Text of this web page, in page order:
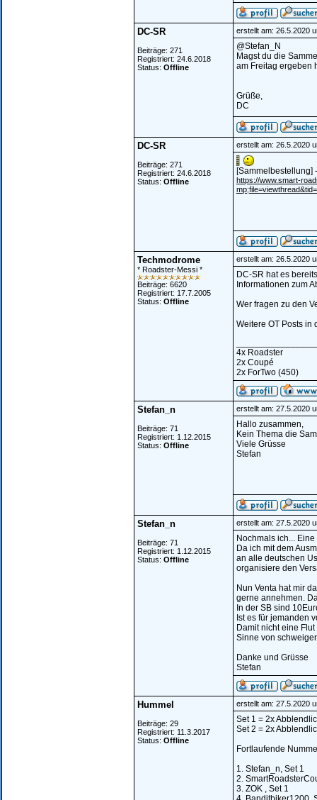
DC-SR
Beiträge: 271
Registriert: 24.6.2018
Status: Offline
erstellt am: 26.5.2020
@Stefan_N
Magst du die
am Freitag ergeben
Grüße,
DC
DC-SR
Beiträge: 271
Registriert: 24.6.2018
Status: Offline
erstellt am: 26.5.2020
[Sammelbestellung]
https://www.smart-
Techmodrome
* Roadster-Messi *
Beiträge: 6620
Registriert: 17.7.2005
Status: Offline
erstellt am: 26.5.2020
DC-SR hat es
Informationen zum
Wer fragen zu den
Weitere OT Posts in
4x Roadster
2x Coupé
2x ForTwo (450)
Stefan_n
Beiträge: 71
Registriert: 1.12.2015
Status: Offline
erstellt am: 27.5.2020
Hallo zusammen,
Kein Thema die
Viele Grüsse
Stefan
Stefan_n
Beiträge: 71
Registriert: 1.12.2015
Status: Offline
erstellt am: 27.5.2020
Nochmals ich...
Da ich mit dem
an alle deutschen
organisiere den
Nun Venta hat mir
gerne annehmen.
In der SB sind
Ist es für jemanden
Damit nicht eine
Sinne von
Danke und Grüsse
Stefan
Hummel
Beiträge: 29
Registriert: 11.3.2017
Status: Offline
erstellt am: 27.5.2020
Set 1 = 2x
Set 2 = 2x
Fortlaufende
1. Stefan_n, Set 1
2.
3. ZOK , Set 1